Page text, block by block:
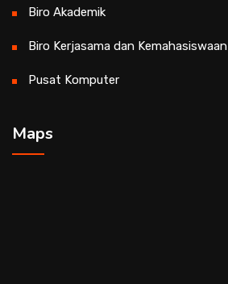
Biro Akademik
Biro Kerjasama dan Kemahasiswaan
Pusat Komputer
Maps